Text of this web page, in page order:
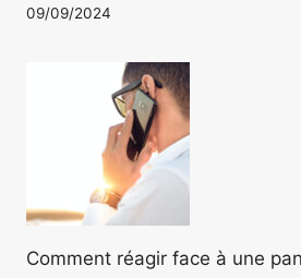
09/09/2024
Comment réagir face à une